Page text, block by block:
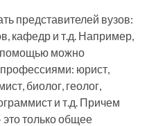
представителей вузов:
кафедр и т.д. Например,
помощью можно
юрист,
биолог, геолог,
и т.д. Причем
только общее